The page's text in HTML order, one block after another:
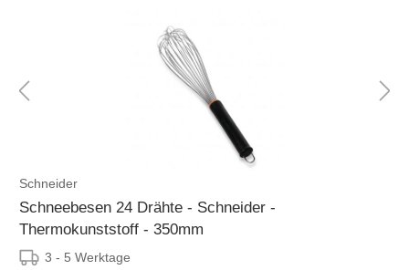
Schneider
Schneebesen 24 Drähte - Schneider -
Thermokunststoff - 350mm
3 - 5 Werktage